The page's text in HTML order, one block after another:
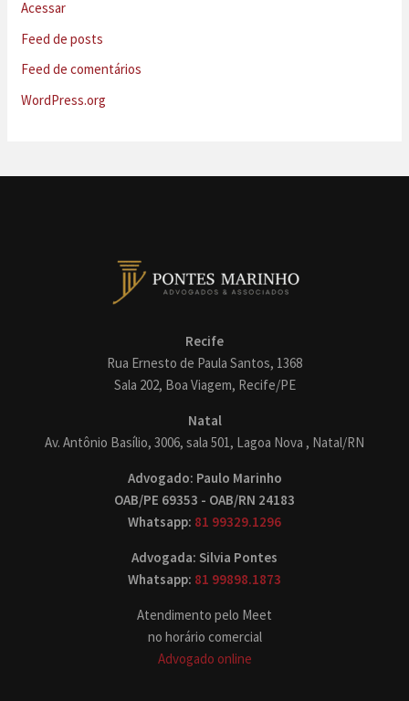
Acessar
Feed de posts
Feed de comentários
WordPress.org
Recife
Rua Ernesto de Paula Santos, 1368
Sala 202, Boa Viagem, Recife/PE
Natal
Av. Antônio Basílio, 3006, sala 501, Lagoa Nova , Natal/RN
Advogado: Paulo Marinho
OAB/PE 69353 - OAB/RN 24183
Whatsapp: 81 99329.1296
Advogada: Silvia Pontes
Whatsapp: 81 99898.1873
Atendimento pelo Meet
no horário comercial
Advogado online